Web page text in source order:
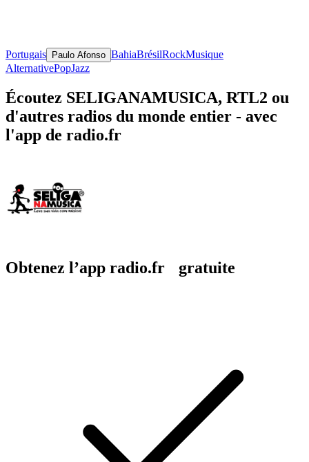
Portugais Paulo Afonso BahiaBrésilRockMusique
AlternativePopJazz
Écoutez SELIGANAMUSICA, RTL2 ou
d'autres radios du monde entier - avec
l'app de radio.fr
Obtenez l’app radio.fr gratuite